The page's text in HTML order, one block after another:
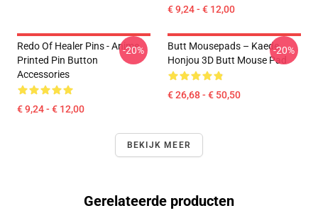
€ 9,24 - € 12,00
Redo Of Healer Pins - Anime
Printed Pin Button
Accessories
€ 9,24 - € 12,00
-20%
Butt Mousepads – Kaede
Honjou 3D Butt Mouse Pad
€ 26,68 - € 50,50
-20%
BEKIJK MEER
Gerelateerde producten